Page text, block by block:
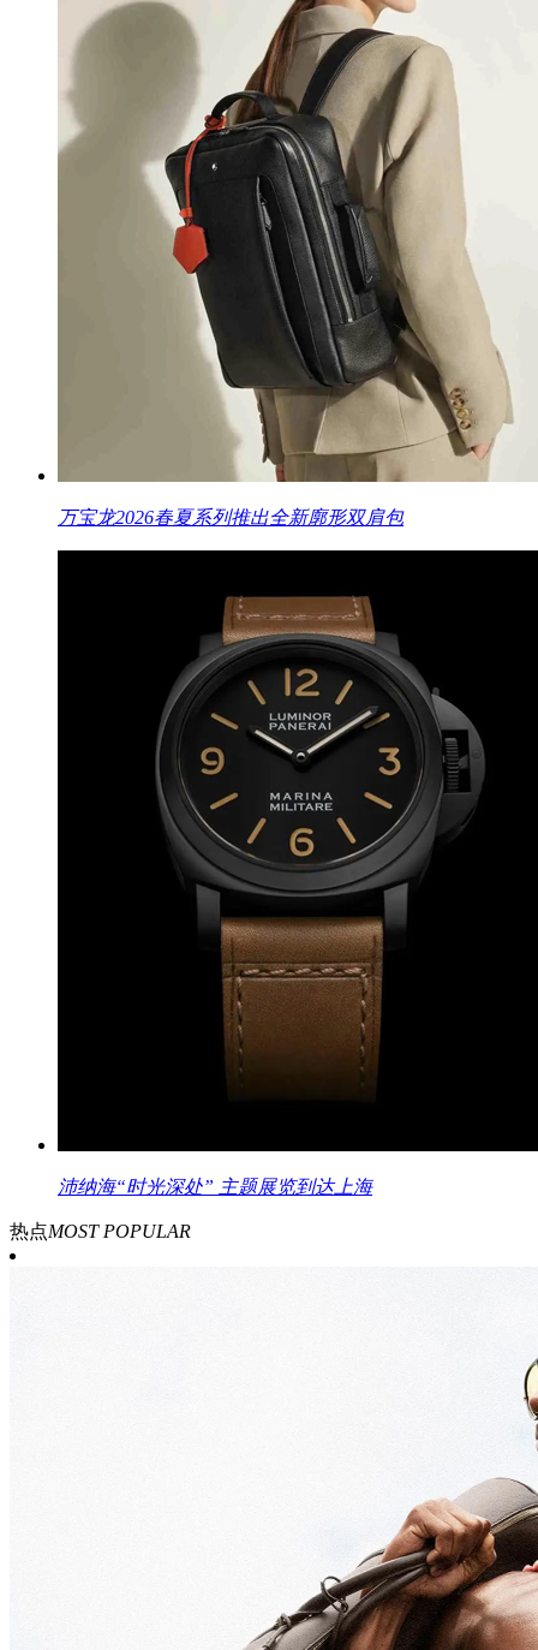
万宝龙2026春夏系列推出全新廓形双肩包
沛纳海“时光深处” 主题展览到达上海
热点MOST POPULAR